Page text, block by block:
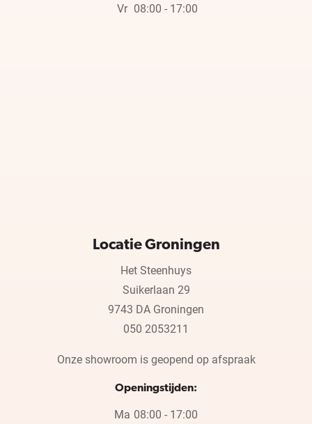
Vr 08:00 - 17:00
Locatie Groningen
Het Steenhuys
Suikerlaan 29
9743 DA Groningen
050 2053211
Onze showroom is geopend op afspraak
Openingstijden:
Ma 08:00 - 17:00